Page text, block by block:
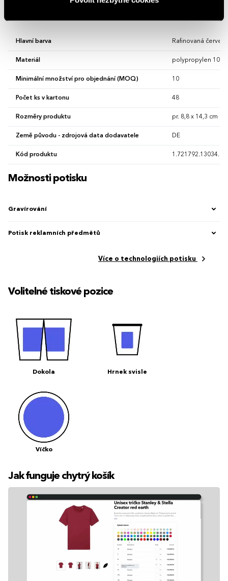
Hlavní barva Rafinovaná
Materiál polypropylen 100
Minimální množství pro objednání (MOQ) 10
Počet ks v kartonu 48
Rozměry produktu pr. 8,8 x 14,3 cm
Země původu - zdrojová data dodavatele DE
Kód produktu 1.721792.13034.00
Možnosti potisku
Gravírování
Potisk reklamních předmětů
Více o technologiích potisku
Volitelné tiskové pozice
Dokola Hrnek svisle
Víčko
Jak funguje chytrý košík